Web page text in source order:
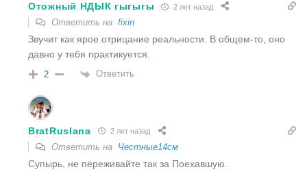
Отожный НДЫК гыгыгы 2 лет назад
Ответить на fixin
Звучит как ярое отрицание реальности. В общем-то, оно
давно у тебя практикуется.
2 Ответить
BratRuslana 2 лет назад
Ответить на Честные14см
Супырь, не переживайте так за Поехавшую.